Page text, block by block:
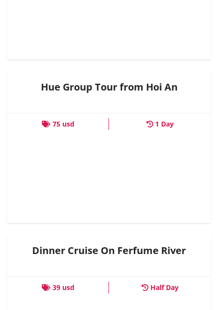
Hue Group Tour from Hoi An
75 usd 1 Day
Dinner Cruise On Ferfume River
39 usd Half Day